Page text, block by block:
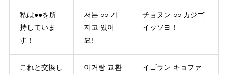
私は●●を所
持していま
す！
저는 ○○ 가
지고 있어
요!
チョヌン ○○ カジゴ
イッソヨ！
これと交換し
이거랑 교환
イゴラン キョファ